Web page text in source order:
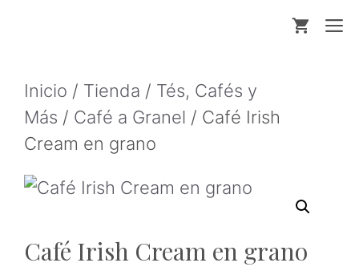
Inicio / Tienda / Tés, Cafés y
Más / Café a Granel / Café Irish
Cream en grano
Café Irish Cream en grano